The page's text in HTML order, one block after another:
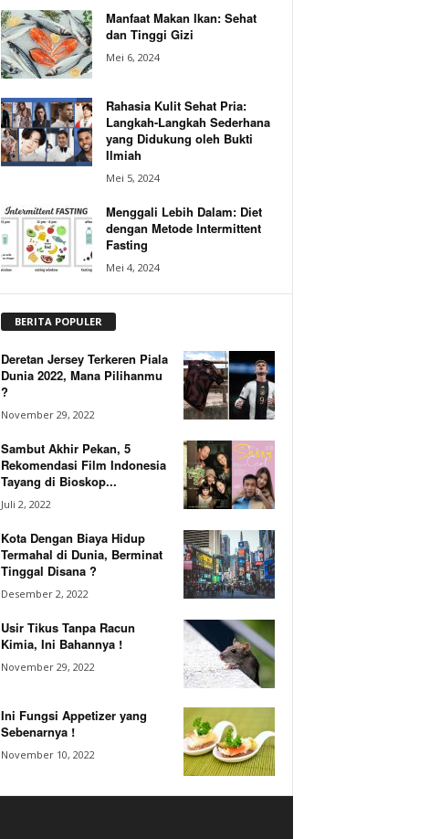
Manfaat Makan Ikan: Sehat
dan Tinggi Gizi
Mei 6, 2024
Rahasia Kulit Sehat Pria:
Langkah-Langkah Sederhana
yang Didukung oleh Bukti
Ilmiah
Mei 5, 2024
Menggali Lebih Dalam: Diet
dengan Metode Intermittent
Fasting
Mei 4, 2024
BERITA POPULER
Deretan Jersey Terkeren Piala
Dunia 2022, Mana Pilihanmu
?
November 29, 2022
Sambut Akhir Pekan, 5
Rekomendasi Film Indonesia
Tayang di Bioskop...
Juli 2, 2022
Kota Dengan Biaya Hidup
Termahal di Dunia, Berminat
Tinggal Disana ?
Desember 2, 2022
Usir Tikus Tanpa Racun
Kimia, Ini Bahannya !
November 29, 2022
Ini Fungsi Appetizer yang
Sebenarnya !
November 10, 2022